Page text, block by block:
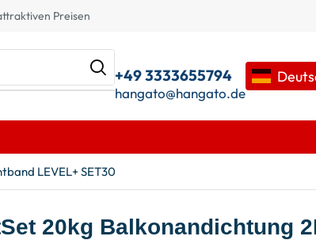
Preisen
+49 3333655794
hangato@hangato.de
LEVEL+ SET30
20kg Balkonandichtung